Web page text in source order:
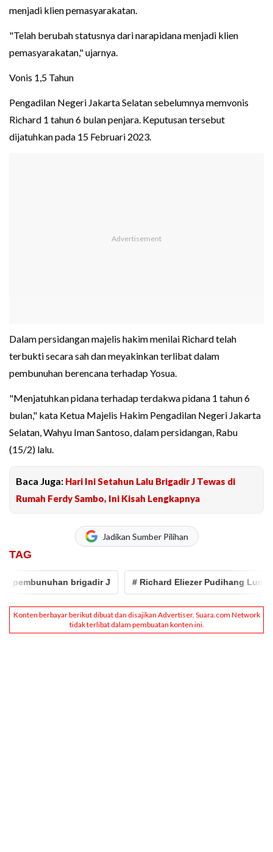
menjadi klien pemasyarakatan.
"Telah berubah statusnya dari narapidana menjadi klien
pemasyarakatan," ujarnya.
Vonis 1,5 Tahun
Pengadilan Negeri Jakarta Selatan sebelumnya memvonis
Richard 1 tahun 6 bulan penjara. Keputusan tersebut
dijatuhkan pada 15 Februari 2023.
Dalam persidangan majelis hakim menilai Richard telah
terbukti secara sah dan meyakinkan terlibat dalam
pembunuhan berencana terhadap Yosua.
"Menjatuhkan pidana terhadap terdakwa pidana 1 tahun 6
bulan," kata Ketua Majelis Hakim Pengadilan Negeri Jakarta
Selatan, Wahyu Iman Santoso, dalam persidangan, Rabu
(15/2) lalu.
Baca Juga: Hari Ini Setahun Lalu Brigadir J Tewas di
Rumah Ferdy Sambo, Ini Kisah Lengkapnya
Jadikan Sumber Pilihan
TAG
brigadir J # Richard Eliezer Pudihang Lumiu